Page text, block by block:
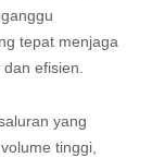
tepat menjaga
efisien.
yang
tinggi,